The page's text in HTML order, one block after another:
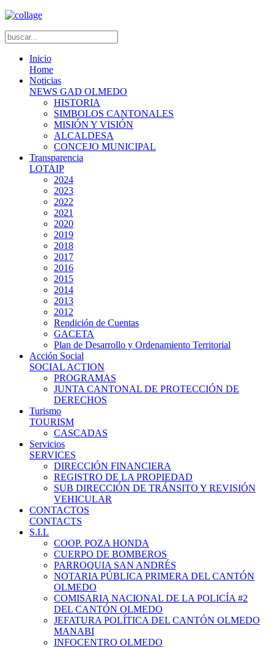
Inicio
Home
Noticias
NEWS GAD OLMEDO
HISTORIA
SIMBOLOS CANTONALES
MISIÓN Y VISIÓN
ALCALDESA
CONCEJO MUNICIPAL
Transparencia
LOTAIP
2024
2023
2022
2021
2020
2019
2018
2017
2016
2015
2014
2013
2012
Rendición de Cuentas
GACETA
Plan de Desarrollo y Ordenamiento Territorial
Acción Social
SOCIAL ACTION
PROGRAMAS
JUNTA CANTONAL DE PROTECCIÓN DE
DERECHOS
Turismo
TOURISM
CASCADAS
Servicios
SERVICES
DIRECCIÓN FINANCIERA
REGISTRO DE LA PROPIEDAD
SUB DIRECCIÓN DE TRÁNSITO Y REVISIÓN
VEHICULAR
CONTACTOS
CONTACTS
S.I.L
COOP. POZA HONDA
CUERPO DE BOMBEROS
PARROQUIA SAN ANDRÉS
NOTARIA PÚBLICA PRIMERA DEL CANTÓN
OLMEDO
COMISARIA NACIONAL DE LA POLICÍA #2
DEL CANTÓN OLMEDO
JEFATURA POLÍTICA DEL CANTÓN OLMEDO
MANABI
INFOCENTRO OLMEDO